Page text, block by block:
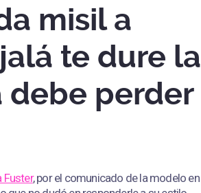
misil a
te dure la
debe perder
Fuster, por el comunicado de la modelo en